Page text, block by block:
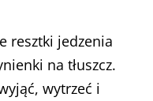
resztki jedzenia
na tłuszcz.
wytrzeć i